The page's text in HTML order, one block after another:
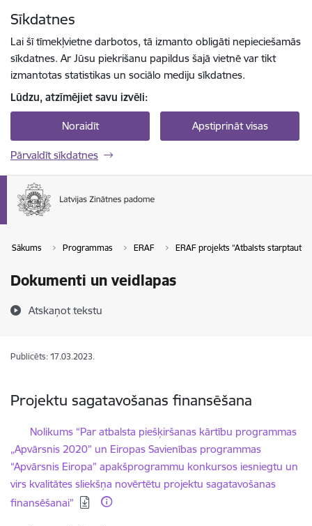
Sīkdatnes
Lai šī tīmekļvietne darbotos, tā izmanto obligāti nepieciešamās
sīkdatnes. Ar Jūsu piekrišanu papildus šajā vietnē var tikt
izmantotas statistikas un sociālo mediju sīkdatnes.
Lūdzu, atzīmējiet savu izvēli:
Noraidīt Apstiprināt visas
Pārvaldīt sīkdatnes
Sākums Programmas ERAF ERAF projekts “Atbalsts
Dokumenti un veidlapas
Atskaņot tekstu
Publicēts: 17.03.2023.
Projektu sagatavošanas finansēšana
Lejupielādēt:
Nolikums “Par atbalsta piešķiršanas kārtību programmas
„Apvārsnis 2020” un Eiropas Savienības programmas
“Apvārsnis Eiropa” apakšprogrammu konkursos iesniegtu un
virs kvalitātes sliekšņa novērtētu projektu sagatavošanas
finansēšanai”